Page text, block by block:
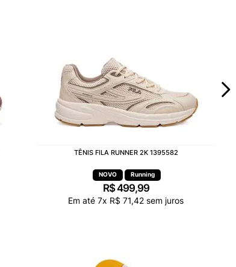
TÊNIS FILA RUNNER 2K 1395582
Running
R$499,99
Em até 7x R$ 71,42 sem juros